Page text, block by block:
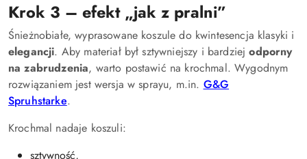
Krok 3 – efekt „jak z pralni”
Śnieżnobiałe, wyprasowane koszule do kwintesencja klasyki i
elegancji. Aby materiał był sztywniejszy i bardziejodporny
na zabrudzenia, warto postawić na krochmal. Wygodnym
rozwiązaniem jest wersja w sprayu, m.in. G&G
Spruhstarke.
Krochmal nadaje koszuli:
sztywność,